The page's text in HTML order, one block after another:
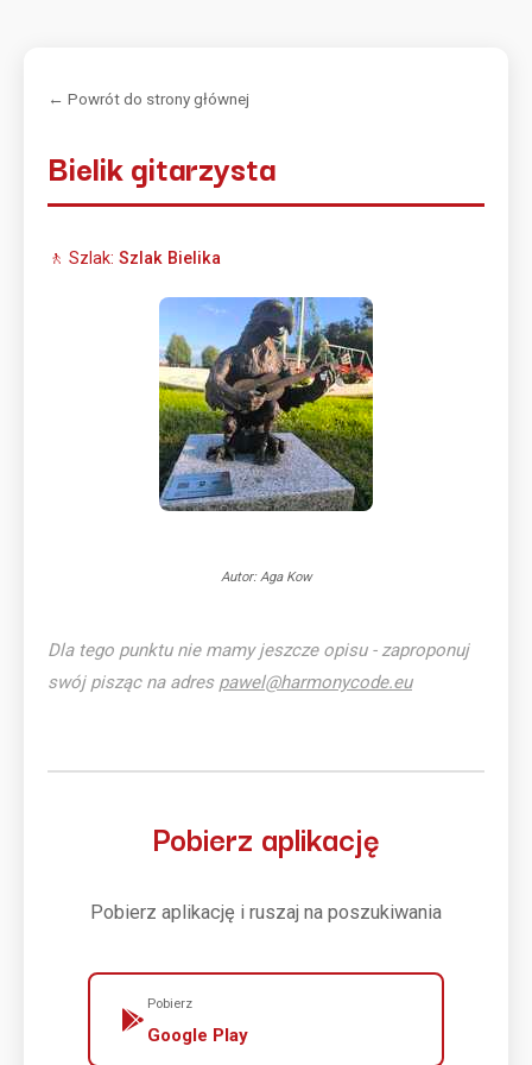
← Powrót do strony głównej
Bielik gitarzysta
🚶 Szlak: Szlak Bielika
Autor: Aga Kow
Dla tego punktu nie mamy jeszcze opisu - zaproponuj
swój pisząc na adres pawel@harmonycode.eu
Pobierz aplikację
Pobierz aplikację i ruszaj na poszukiwania
Pobierz
Google Play